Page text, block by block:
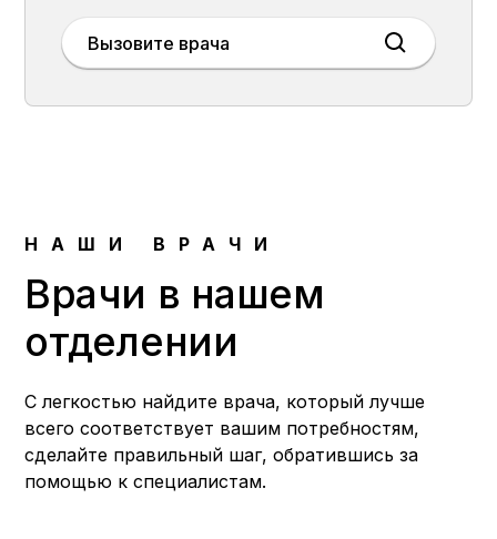
Вызовите врача
НАШИ ВРАЧИ
Врачи в нашем
отделении
С легкостью найдите врача, который лучше
всего соответствует вашим потребностям,
сделайте правильный шаг, обратившись за
помощью к специалистам.